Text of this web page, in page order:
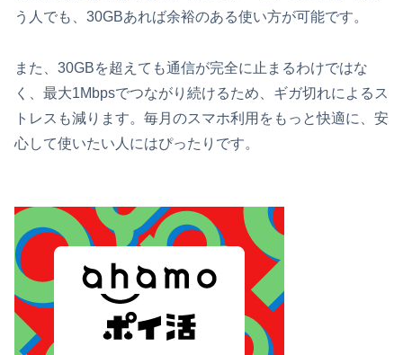
う人でも、30GBあれば余裕のある使い方が可能です。
また、30GBを超えても通信が完全に止まるわけではな
く、最大1Mbpsでつながり続けるため、ギガ切れによるス
トレスも減ります。毎月のスマホ利用をもっと快適に、安
心して使いたい人にはぴったりです。